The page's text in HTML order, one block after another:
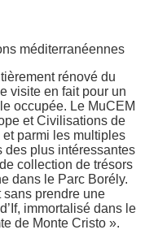
méditerranéennes
rénové du
visite en fait pour un
occupée. Le MuCEM
et Civilisations de
et parmi les multiples
des plus intéressantes
collection de trésors
dans le Parc Borély.
prendre une
immortalisé dans le
de Monte Cristo ».